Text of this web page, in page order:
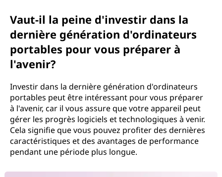
Vaut-il la peine d'investir dans la
dernière génération d'ordinateurs
portables pour vous préparer à
l'avenir?
Investir dans la dernière génération d'ordinateurs
portables peut être intéressant pour vous préparer
à l'avenir, car il vous assure que votre appareil peut
gérer les progrès logiciels et technologiques à venir.
Cela signifie que vous pouvez profiter des dernières
caractéristiques et des avantages de performance
pendant une période plus longue.